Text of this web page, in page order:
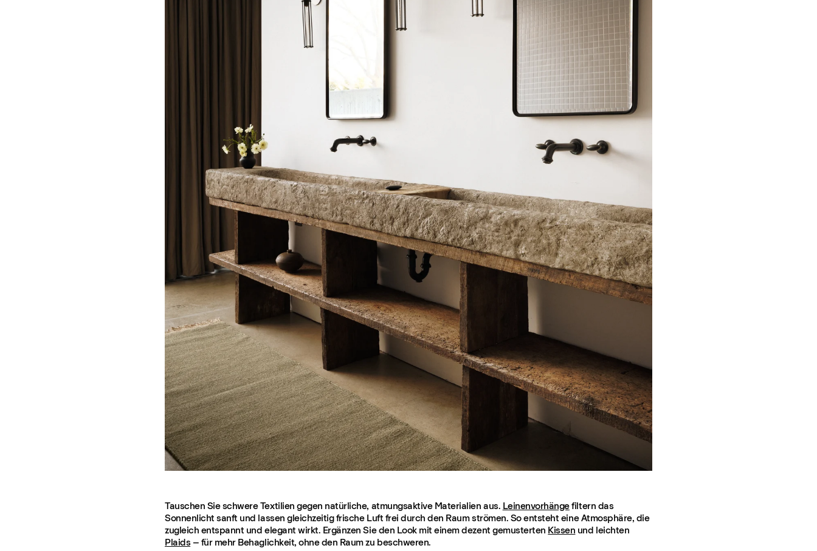
Tauschen Sie schwere Textilien gegen natürliche, atmungsaktive Materialien aus. Leinenvorhängefiltern das
Sonnenlicht sanft und lassen gleichzeitig frische Luft frei durch den Raum strömen. So entsteht eine Atmosphäre, die
zugleich entspannt und elegant wirkt. Ergänzen Sie den Look mit einem dezent gemusterten Kissen und leichten
Plaids – für mehr Behaglichkeit, ohne den Raum zu beschweren.